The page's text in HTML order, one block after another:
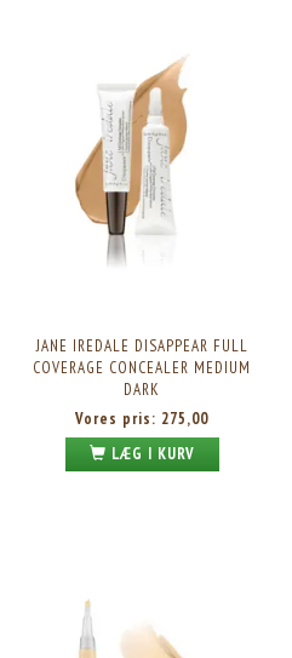
JANE IREDALE DISAPPEAR FULL
COVERAGE CONCEALER MEDIUM
DARK
Vores pris: 275,00
LÆG I KURV